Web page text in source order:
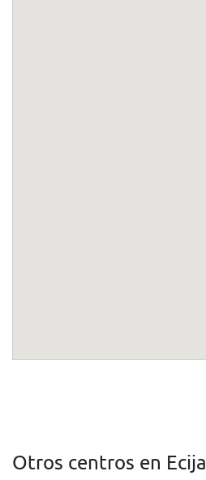
Otros centros en Ecija